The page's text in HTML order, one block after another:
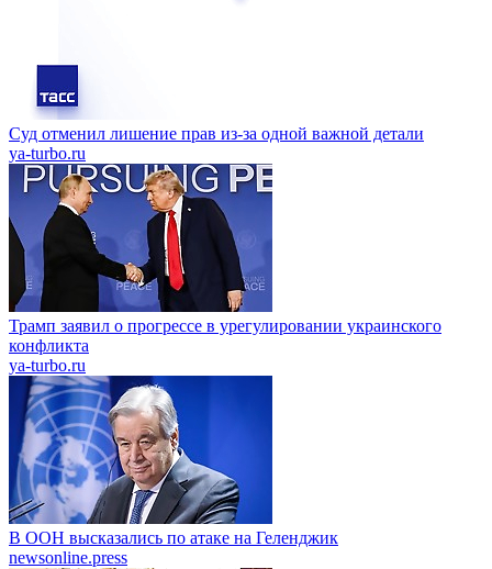
Суд отменил лишение прав из-за одной важной детали
ya-turbo.ru
Трамп заявил о прогрессе в урегулировании украинского
конфликта
ya-turbo.ru
В ООН высказались по атаке на Геленджик
newsonline.press